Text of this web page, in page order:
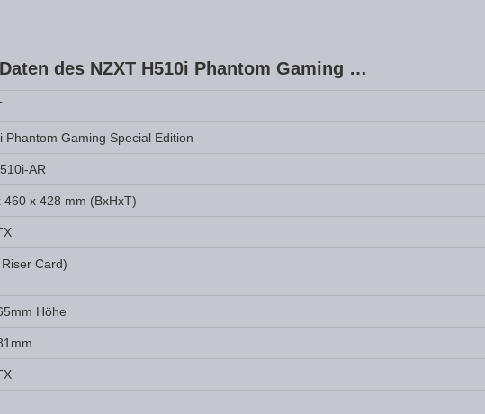
des NZXT H510i Phantom Gaming …
Phantom Gaming Special Edition
AR
460 x 428 mm (BxHxT)
Card)
Höhe